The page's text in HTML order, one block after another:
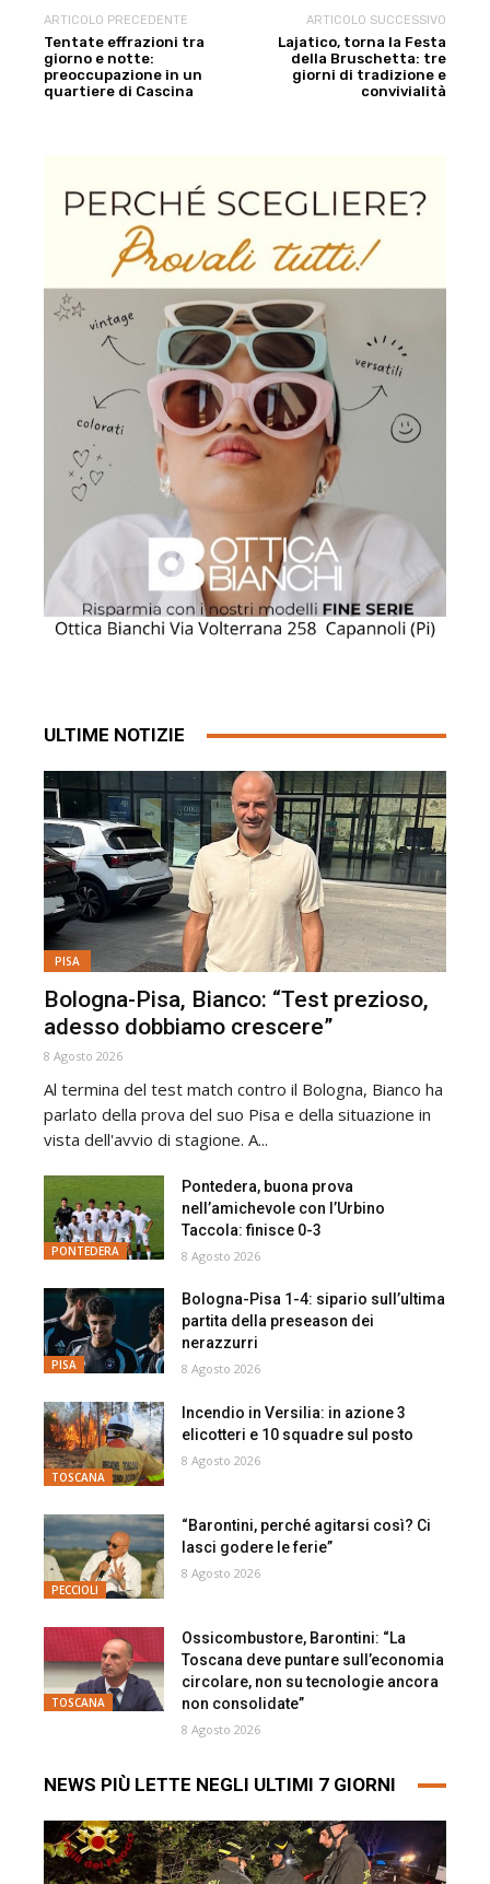
ARTICOLO PRECEDENTE
Tentate effrazioni tra
giorno e notte:
preoccupazione in un
quartiere di Cascina
ARTICOLO SUCCESSIVO
Lajatico, torna la Festa
della Bruschetta: tre
giorni di tradizione e
convivialità
ULTIME NOTIZIE
PISA
Bologna-Pisa, Bianco: “Test prezioso,
adesso dobbiamo crescere”
8 Agosto 2026
Al termina del test match contro il Bologna, Bianco ha
parlato della prova del suo Pisa e della situazione in
vista dell'avvio di stagione. A...
PONTEDERA
Pontedera, buona prova
nell’amichevole con l’Urbino
Taccola: finisce 0-3
8 Agosto 2026
PISA
Bologna-Pisa 1-4: sipario sull’ultima
partita della preseason dei
nerazzurri
8 Agosto 2026
TOSCANA
Incendio in Versilia: in azione 3
elicotteri e 10 squadre sul posto
8 Agosto 2026
PECCIOLI
“Barontini, perché agitarsi così? Ci
lasci godere le ferie”
8 Agosto 2026
TOSCANA
Ossicombustore, Barontini: “La
Toscana deve puntare sull’economia
circolare, non su tecnologie ancora
non consolidate”
8 Agosto 2026
NEWS PIÙ LETTE NEGLI ULTIMI 7 GIORNI